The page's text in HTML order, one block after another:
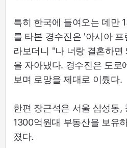
특히 한국에 들여오는 데만
를 타본 경수진은 '아시아
라보더니 "나 너랑 결혼하면
을 자아냈다. 경수진은 도로
보며 로망을 제대로 이뤘다.
한편 장근석은 서울 삼성동,
1300억원대 부동산을 보유
졌다.